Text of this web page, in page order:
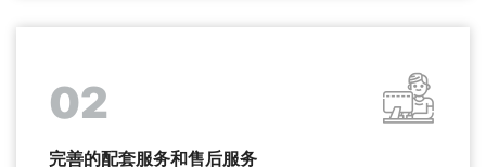
02
完善的配套服务和售后服务